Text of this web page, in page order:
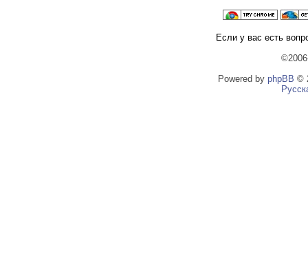
Если у вас есть
Powered by phpBB ©